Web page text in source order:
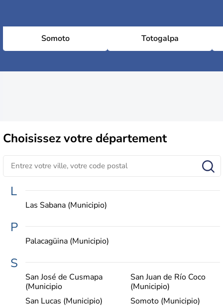
Somoto Totogalpa
Choisissezvotre département
L
Las Sabana (Municipio)
P
Palacagüina (Municipio)
S
San José de Cusmapa
(Municipio
San Juan de Río Coco
(Municipio)
San Lucas (Municipio)
Somoto (Municipio)